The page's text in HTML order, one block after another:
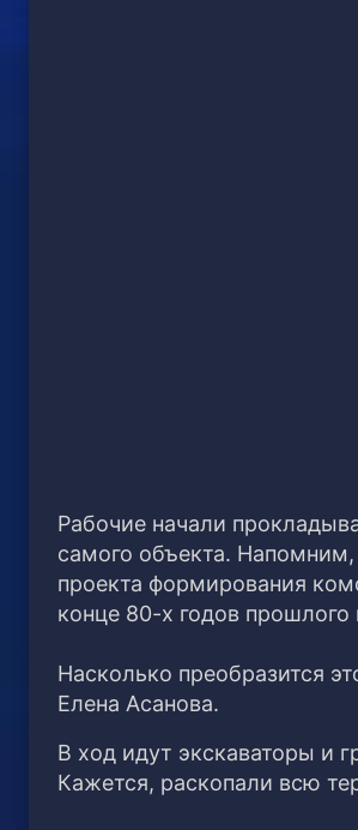
Рабочие начали
самого объекта. Напомним,
проекта формирования
конце 80-х годов прошлого
Насколько преобразится
Елена Асанова.
В ход идут экскаваторы и
Кажется, раскопали всю